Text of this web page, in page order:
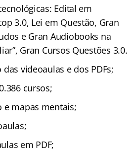
Edital em
3.0, Lei em Questão, Gran
e Gran Audiobooks na
Gran Cursos Questões 3.0.
videoaulas e dos PDFs;
cursos;
e mapas mentais;
em PDF;